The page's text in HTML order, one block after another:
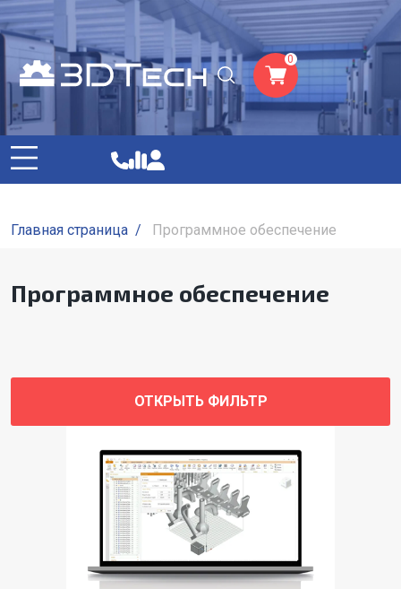
0
Главная страница / Программное обеспечение
Программное обеспечение
ОТКРЫТЬ ФИЛЬТР